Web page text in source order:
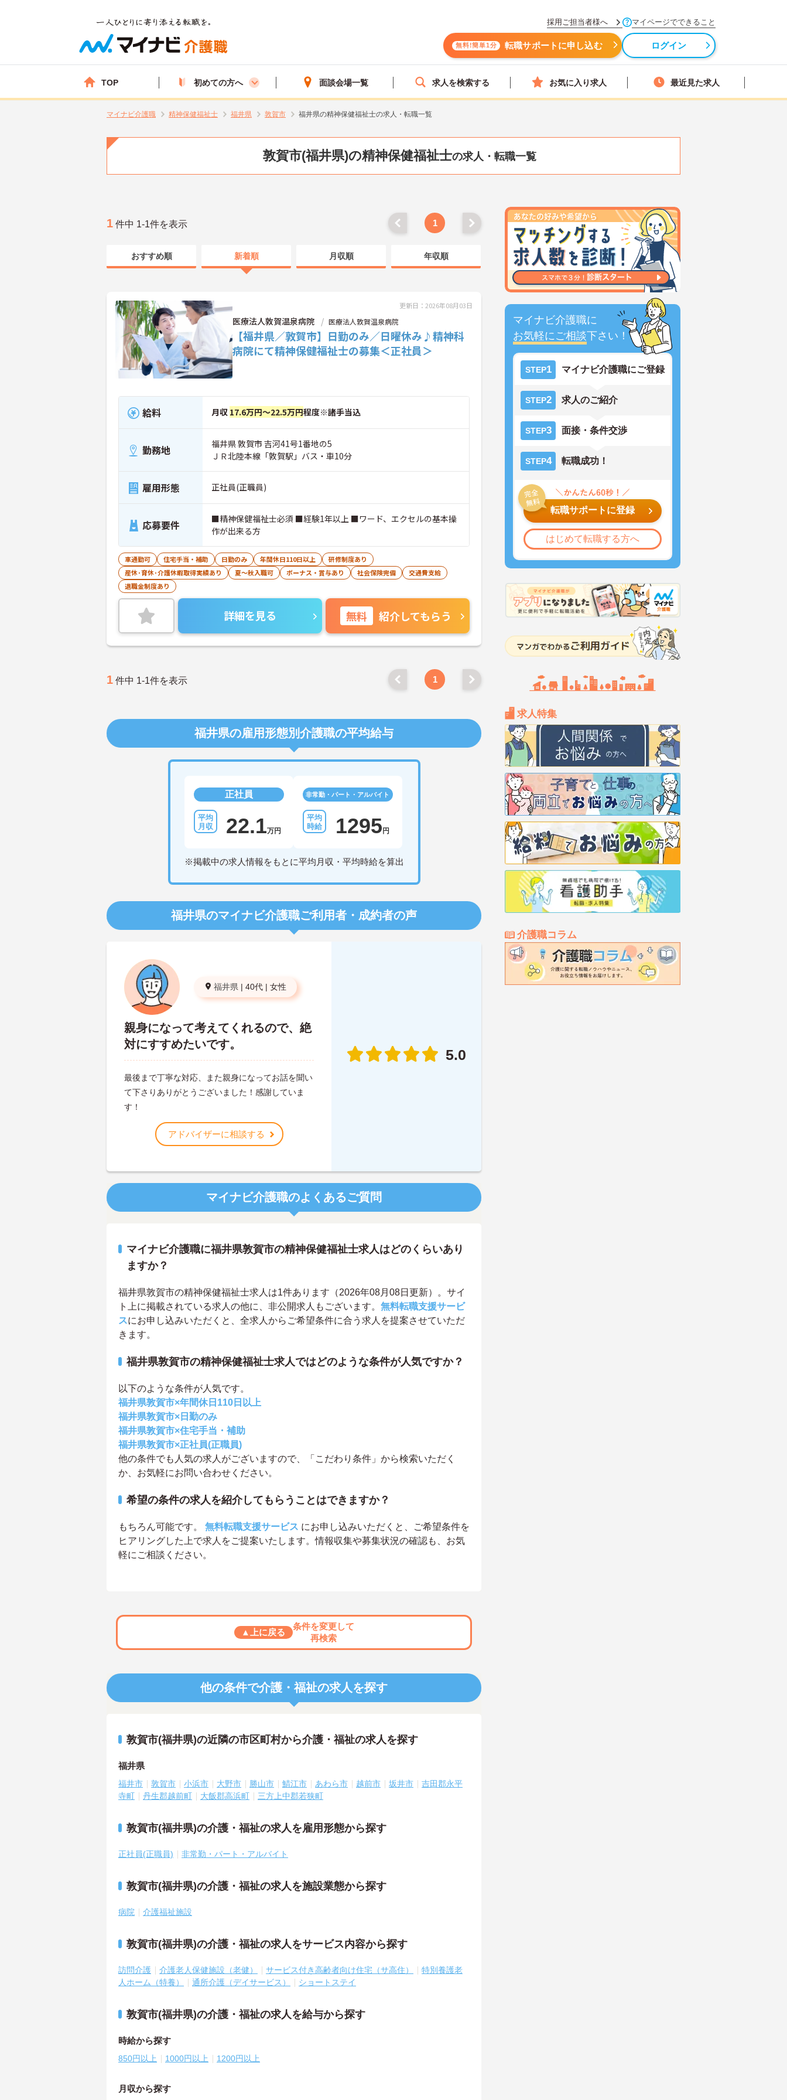
採用ご担当者様へ マイページでできること
無料!簡単1分 転職サポートに申し込む ログイン
TOP 初めての方へ 面談会場一覧 求人を検索する お気に入り求人 最近見た求人
マイナビ介護職 精神保健福祉士 福井県 敦賀市 福井県の精神保健福祉士の求人・転職一覧
敦賀市(福井県)の精神保健福祉士の求人・転職一覧
マイナビ介護職に
お気軽にご相談下さい！
STEP1 マイナビ介護職にご登録
STEP2 求人のご紹介
STEP3 面接・条件交渉
STEP4 転職成功！
転職サポートに登録
はじめて転職する方へ
求人特集
介護職コラム
1 件中 1-1件を表示 1
おすすめ順 新着順 月収順 年収順
更新日：2026年08月03日
医療法人敦賀温泉病院 医療法人敦賀温泉病院
【福井県／敦賀市】日勤のみ／日曜休み♪精神科
病院にて精神保健福祉士の募集＜正社員＞
給料 月収 17.6万円～22.5万円程度※諸手当込
勤務地
福井県 敦賀市 吉河41号1番地の5
ＪＲ北陸本線「敦賀駅」バス・車10分
雇用形態 正社員(正職員)
応募要件
■精神保健福祉士必須 ■経験1年以上 ■ワード、エクセルの基本操
作が出来る方
車通勤可 住宅手当・補助 日勤のみ 年間休日110日以上
研修制度あり
産休･育休･介護休暇取得実績あり
夏～秋入職可 ボーナス・賞与あり 社会保険完備
交通費支給
退職金制度あり
詳細を見る 無料 紹介してもらう
1 件中 1-1件を表示 1
福井県の雇用形態別介護職の平均給与
正社員
22.1万円
非常勤・パート・アルバイト
1295 円
※掲載中の求人情報をもとに平均月収・平均時給を算出
福井県のマイナビ介護職ご利用者・成約者の声
福井県 | 40代 | 女性
親身になって考えてくれるので、絶
対にすすめたいです。
最後まで丁寧な対応、また親身になってお話を聞い
て下さりありがとうございました！感謝していま
す！
アドバイザーに相談する
5.0
マイナビ介護職のよくあるご質問
マイナビ介護職に福井県敦賀市の精神保健福祉士求人はどのくらいあり
ますか？
福井県敦賀市の精神保健福祉士求人は1件あります（2026年08月08日更新）。サイ
ト上に掲載されている求人の他に、非公開求人もございます。 無料転職支援サービ
スにお申し込みいただくと、全求人からご希望条件に合う求人を提案させていただ
きます。
福井県敦賀市の精神保健福祉士求人ではどのような条件が人気ですか？
以下のような条件が人気です。
福井県敦賀市×年間休日110日以上
福井県敦賀市×日勤のみ
福井県敦賀市×住宅手当・補助
福井県敦賀市×正社員(正職員)
他の条件でも人気の求人がございますので、「こだわり条件」から検索いただく
か、お気軽にお問い合わせください。
希望の条件の求人を紹介してもらうことはできますか？
もちろん可能です。 無料転職支援サービス にお申し込みいただくと、ご希望条件を
ヒアリングした上で求人をご提案いたします。情報収集や募集状況の確認も、お気
軽にご相談ください。
▲上に戻る
条件を変更して
再検索
他の条件で介護・福祉の求人を探す
敦賀市(福井県)の近隣の市区町村から介護・福祉の求人を探す
福井県
福井市 敦賀市 小浜市 大野市 勝山市 鯖江市 あわら市 越前市 坂井市
吉田郡永平
寺町
丹生郡越前町 大飯郡高浜町 三方上中郡若狭町
敦賀市(福井県)の介護・福祉の求人を雇用形態から探す
正社員(正職員) 非常勤・パート・アルバイト
敦賀市(福井県)の介護・福祉の求人を施設業態から探す
病院 介護福祉施設
敦賀市(福井県)の介護・福祉の求人をサービス内容から探す
訪問介護 介護老人保健施設（老健） サービス付き高齢者向け住宅（サ高住）
特別養護老
人ホーム（特養）
通所介護（デイサービス） ショートステイ
敦賀市(福井県)の介護・福祉の求人を給与から探す
時給から探す
850円以上 1000円以上 1200円以上
月収から探す